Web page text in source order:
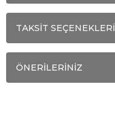
TAKSİT SEÇENEKLERİ
ÖNERİLERİNİZ